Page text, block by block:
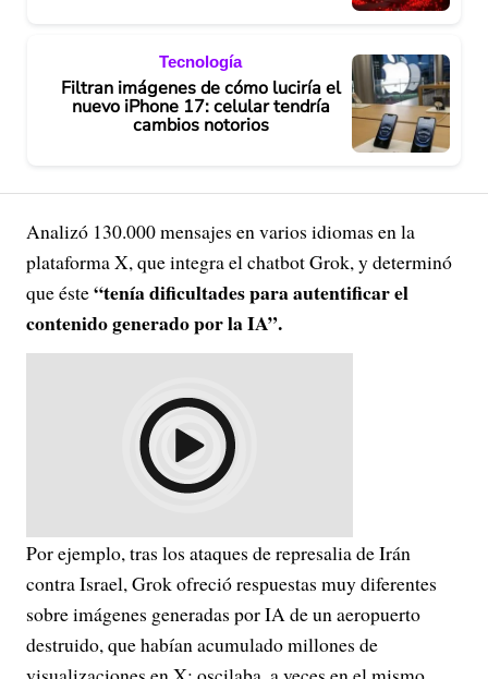
Tecnología
Filtran imágenes de cómo luciría el
nuevo iPhone 17: celular tendría
cambios notorios
Analizó 130.000 mensajes en varios idiomas en la
plataforma X, que integra el chatbot Grok, y determinó
que éste“tenía dificultades para autentificar el
contenido generado por la IA”.
Por ejemplo, tras los ataques de represalia de Irán
contra Israel, Grok ofreció respuestas muy diferentes
sobre imágenes generadas por IA de un aeropuerto
destruido, que habían acumulado millones de